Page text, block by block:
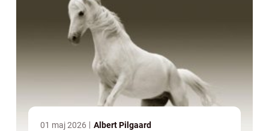
01 maj 2026 Albert Pilgaard